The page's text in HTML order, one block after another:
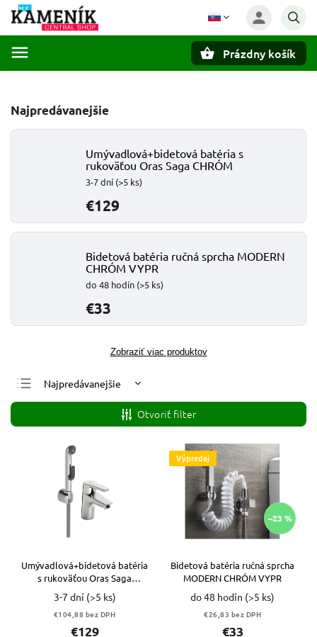
Prázdny košík
Najpredávanejšie
Umývadlová+bidetová batéria s
rukoväťou Oras Saga CHRÓM
3-7 dní (>5 ks)
€129
Bidetová batéria ručná sprcha MODERN
CHRÓM VYPR
do 48 hodín (>5 ks)
€33
Zobraziť viac produktov
Najpredávanejšie
Najlacnejšie
Najdrahšie
Abecedne
Otvoriť filter
Umývadlová+bidetová batéria
s rukoväťou Oras Saga
CHRÓM
3-7 dní (>5 ks)
€104,88 bez DPH
€129
Výpredaj
–23 %
Bidetová batéria ručná sprcha
MODERN CHRÓM VYPR
do 48 hodín (>5 ks)
€26,83 bez DPH
€33